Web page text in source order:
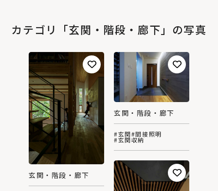
カテゴリ「玄関・階段・廊下」の写真
玄関・階段・廊下
玄関・階段・廊下
#玄関#間接照明
#玄関収納